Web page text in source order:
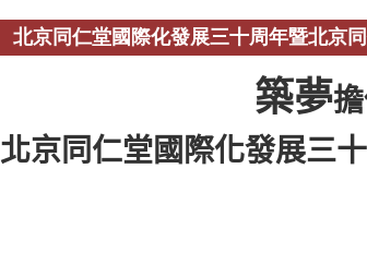
北京同仁堂國際化發展三十周年暨北京
築夢
北京同仁堂國際化發展三